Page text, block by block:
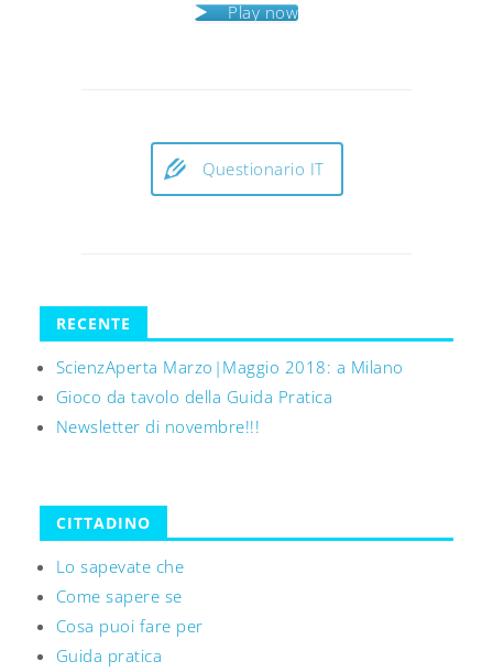
Play now
Questionario IT
RECENTE
ScienzAperta Marzo|Maggio 2018: a Milano
Gioco da tavolo della Guida Pratica
Newsletter di novembre!!!
CITTADINO
Lo sapevate che
Come sapere se
Cosa puoi fare per
Guida pratica